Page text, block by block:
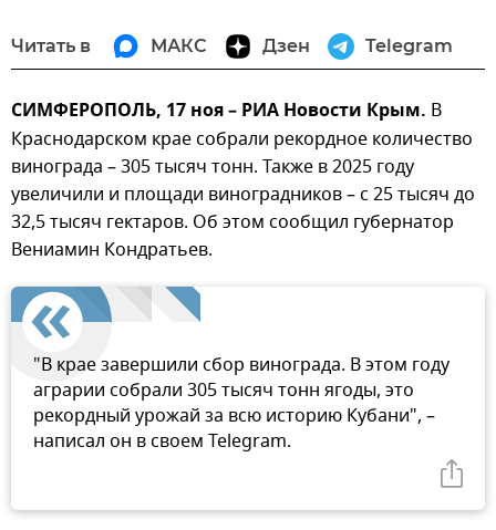
Читать в МАКС Дзен Telegram
СИМФЕРОПОЛЬ, 17 ноя – РИА Новости Крым. В
Краснодарском крае собрали рекордное количество
винограда – 305 тысяч тонн. Также в 2025 году
увеличили и площади виноградников – с 25 тысяч до
32,5 тысяч гектаров. Об этом сообщил губернатор
Вениамин Кондратьев.
"В крае завершили сбор винограда. В этом году
аграрии собрали 305 тысяч тонн ягоды, это
рекордный урожай за всю историю Кубани", –
написал он в своем Telegram.